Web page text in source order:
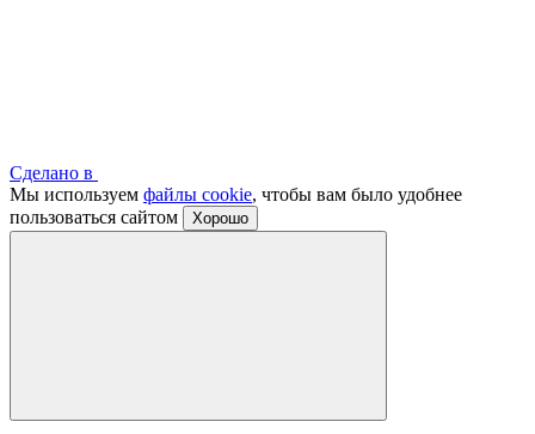
Сделано в
Мы используем файлы cookie, чтобы вам было удобнее
пользоваться сайтом
Хорошо